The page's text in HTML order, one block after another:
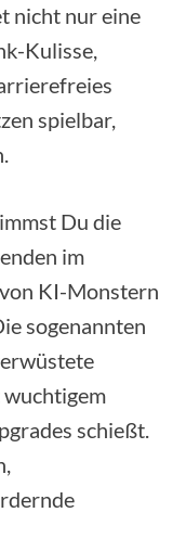
nicht nur eine
Kulisse,
spielbar,
Du die
im
KI-Monstern
sogenannten
schießt.